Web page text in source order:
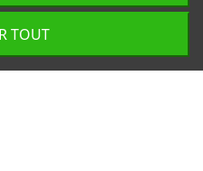
TOUTMD Ouest © 2026